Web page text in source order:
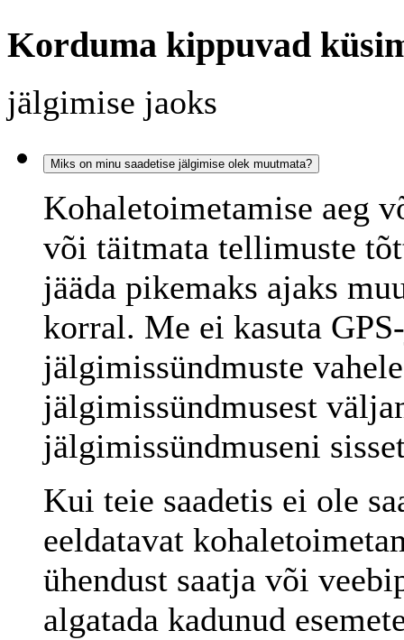
Korduma kippuvad
jälgimise jaoks
Miks on minu saadetise jälgimise olek muutmata?
Kohaletoimetamise aeg
või täitmata tellimuste
jääda pikemaks ajaks
korral. Me ei kasuta
jälgimissündmuste
jälgimissündmusest
jälgimissündmuseni
Kui teie saadetis ei ole
eeldatavat
ühendust saatja või
algatada kadunud